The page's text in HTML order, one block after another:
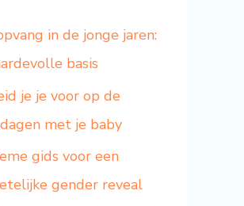
in de jonge jaren:
basis
je je voor op de
met je baby
gids voor een
gender reveal